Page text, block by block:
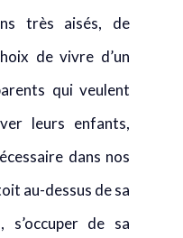
très aisés, de
de vivre d’un
qui veulent
leurs enfants,
dans nos
au-dessus de sa
de sa